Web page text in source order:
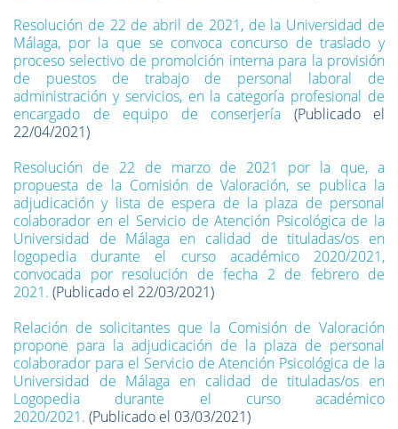
Resolución de 22 de abril de 2021, de la Universidad de
Málaga, por la que se convoca concurso de traslado y
proceso selectivo de promolción interna para la provisión
de puestos de trabajo de personal laboral de
administración y servicios, en la categoría profesional de
encargado de equipo de conserjería (Publicado el
22/04/2021)
Resolución de 22 de marzo de 2021 por la que, a
propuesta de la Comisión de Valoración, se publica la
adjudicación y lista de espera de la plaza de personal
colaborador en el Servicio de Atención Psicológica de la
Universidad de Málaga en calidad de tituladas/os en
logopedia durante el curso académico 2020/2021,
convocada por resolución de fecha 2 de febrero de
2021. (Publicado el 22/03/2021)
Relación de solicitantes que la Comisión de Valoración
propone para la adjudicación de la plaza de personal
colaborador para el Servicio de Atención Psicológica de la
Universidad de Málaga en calidad de tituladas/os en
Logopedia durante el curso académico
2020/2021. (Publicado el 03/03/2021)